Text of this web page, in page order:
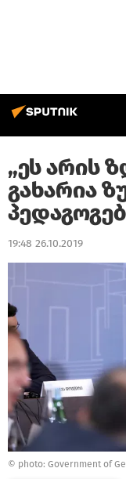
„ეს არის
გახარია
19:48 26.10.2019
© photo: Government of